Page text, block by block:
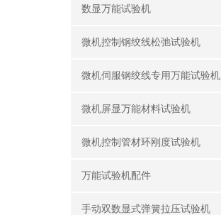
数显万能试验机
微机控制钢绞线松弛试验机
微机伺服钢绞线专用万能试验机
微机屏显万能材料试验机
微机控制管材环刚度试验机
万能试验机配件
手动双数显式弹簧拉压试验机